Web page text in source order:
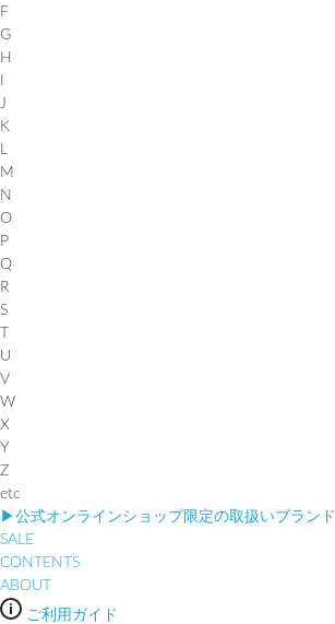
F
G
H
J
K
M
N
O
P
Q
R
S
T
U
V
W
X
Y
Z
etc
▶︎公式オンラインショップ限定の取扱いブランド
SALE
CONTENTS
ABOUT
ご利用ガイド